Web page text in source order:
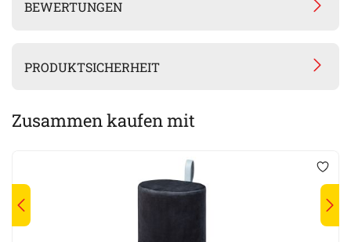
BEWERTUNGEN
PRODUKTSICHERHEIT
Zusammen kaufen mit